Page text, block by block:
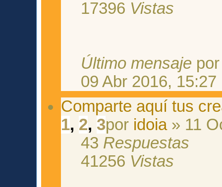
17396 Vistas
Último mensaje
09 Abr 2016, 15:27
Comparte aquí tus
1, 2, 3por idoia» 11
43 Respuestas
41256 Vistas